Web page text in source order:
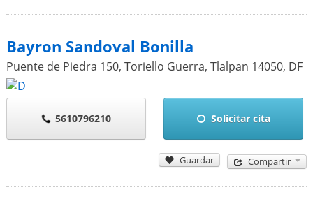
Bayron Sandoval Bonilla
Puente de Piedra 150, Toriello Guerra, Tlalpan 14050, DF
5610796210 Solicitar cita
Guardar Compartir